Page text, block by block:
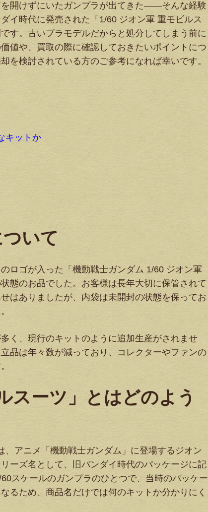
開けずにいたガンプラが出てきた――そんな経験
イ時代に発売された「1/60 ジオン軍 重モビルス
す。古いプラモデルだからと処分してしまう前に
値や、買取の際に確認しておきたいポイントにつ
を検討されている方のご参考になれば幸いです。
キットか
いて
ロゴが入った「機動戦士ガンダム 1/60 ジオン軍
態のお品でした。お客様は長年大切に保管されて
はありましたが、内袋は未開封の状態を保ってお
く、現行のキットのように追加生産がされませ
品は年々数が減っており、コレクターやファンの
スーツ」とはどのよう
、アニメ「機動戦士ガンダム」に登場するジオン
ーズ名として、旧バンダイ時代のパッケージに記
スケールのガンプラのひとつで、当時のパッケー
るため、商品名だけでは何のキットか分かりにく